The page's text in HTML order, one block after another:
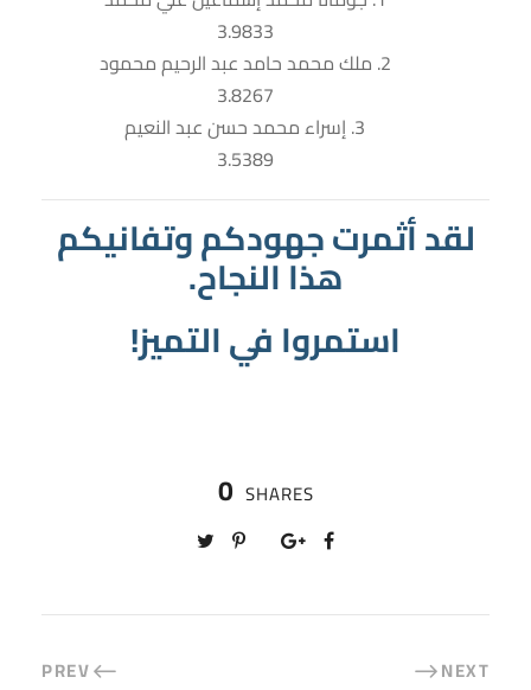
3.9833
2. ملك محمد حامد عبد الرحيم محمود
3.8267
3. إسراء محمد حسن عبد النعيم
3.5389
لقد أثمرت جهودكم وتفانيكم
هذا النجاح.
استمروا في التميز!
0 SHARES
PREV NEXT